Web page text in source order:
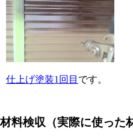
仕上げ塗装1回目 です。
材料検収 （実際に使った